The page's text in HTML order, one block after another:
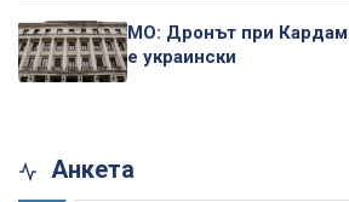
МО: Дронът при Кардам
е украински
Анкета